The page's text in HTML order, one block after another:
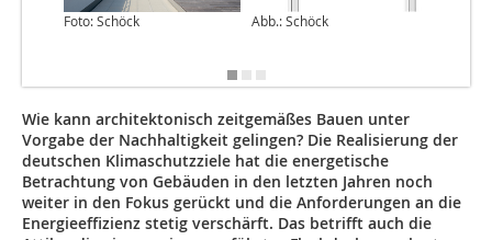
Foto: Schöck
Abb.: Schöck
Wie kann architektonisch zeitgemäßes Bauen unter
Vorgabe der Nachhaltigkeit gelingen? Die Realisierung der
deutschen Klimaschutzziele hat die energetische
Betrachtung von Gebäuden in den letzten Jahren noch
weiter in den Fokus gerückt und die Anforderungen an die
Energieeffizienz stetig verschärft. Das betrifft auch die